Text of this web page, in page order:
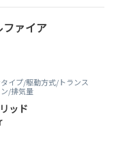
ファイア
イプ/駆動方式/トランス
/排気量
ッド